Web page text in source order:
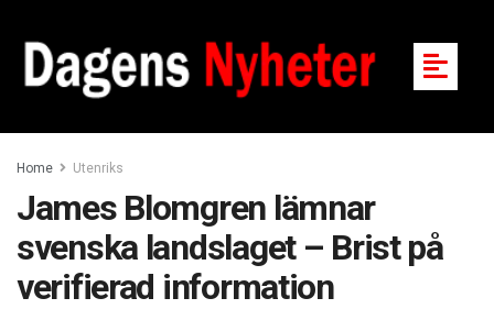
Home Utenriks
James Blomgren lämnar
svenska landslaget – Brist på
verifierad information